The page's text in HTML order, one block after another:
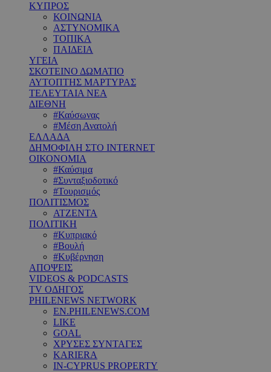
ΚΥΠΡΟΣ
ΚΟΙΝΩΝΙΑ
ΑΣΤΥΝΟΜΙΚΑ
ΤΟΠΙΚΑ
ΠΑΙΔΕΙΑ
ΥΓΕΙΑ
ΣΚΟΤΕΙΝΟ ΔΩΜΑΤΙΟ
ΑΥΤΟΠΤΗΣ ΜΑΡΤΥΡΑΣ
ΤΕΛΕΥΤΑΙΑ ΝΕΑ
ΔΙΕΘΝΗ
#Καύσωνας
#Μέση Ανατολή
ΕΛΛΑΔΑ
ΔΗΜΟΦΙΛΗ ΣΤΟ INTERNET
ΟΙΚΟΝΟΜΙΑ
#Καύσιμα
#Συνταξιοδοτικό
#Τουρισμός
ΠΟΛΙΤΙΣΜΟΣ
ΑΤΖΕΝΤΑ
ΠΟΛΙΤΙΚΗ
#Κυπριακό
#Βουλή
#Κυβέρνηση
ΑΠΟΨΕΙΣ
VIDEOS & PODCASTS
TV ΟΔΗΓΟΣ
PHILENEWS NETWORK
EN.PHILENEWS.COM
LIKE
GOAL
ΧΡΥΣΕΣ ΣΥΝΤΑΓΕΣ
KARIERA
IN-CYPRUS PROPERTY